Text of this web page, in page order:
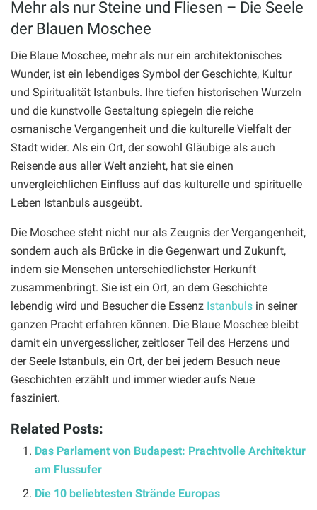
Mehr als nur Steine und Fliesen – Die Seele
der Blauen Moschee
Die Blaue Moschee, mehr als nur ein architektonisches
Wunder, ist ein lebendiges Symbol der Geschichte, Kultur
und Spiritualität Istanbuls. Ihre tiefen historischen Wurzeln
und die kunstvolle Gestaltung spiegeln die reiche
osmanische Vergangenheit und die kulturelle Vielfalt der
Stadt wider. Als ein Ort, der sowohl Gläubige als auch
Reisende aus aller Welt anzieht, hat sie einen
unvergleichlichen Einfluss auf das kulturelle und spirituelle
Leben Istanbuls ausgeübt.
Die Moschee steht nicht nur als Zeugnis der Vergangenheit,
sondern auch als Brücke in die Gegenwart und Zukunft,
indem sie Menschen unterschiedlichster Herkunft
zusammenbringt. Sie ist ein Ort, an dem Geschichte
lebendig wird und Besucher die Essenz Istanbuls in seiner
ganzen Pracht erfahren können. Die Blaue Moschee bleibt
damit ein unvergesslicher, zeitloser Teil des Herzens und
der Seele Istanbuls, ein Ort, der bei jedem Besuch neue
Geschichten erzählt und immer wieder aufs Neue
fasziniert.
Related Posts:
Das Parlament von Budapest: Prachtvolle Architektur
am Flussufer
Die 10 beliebtesten Strände Europas